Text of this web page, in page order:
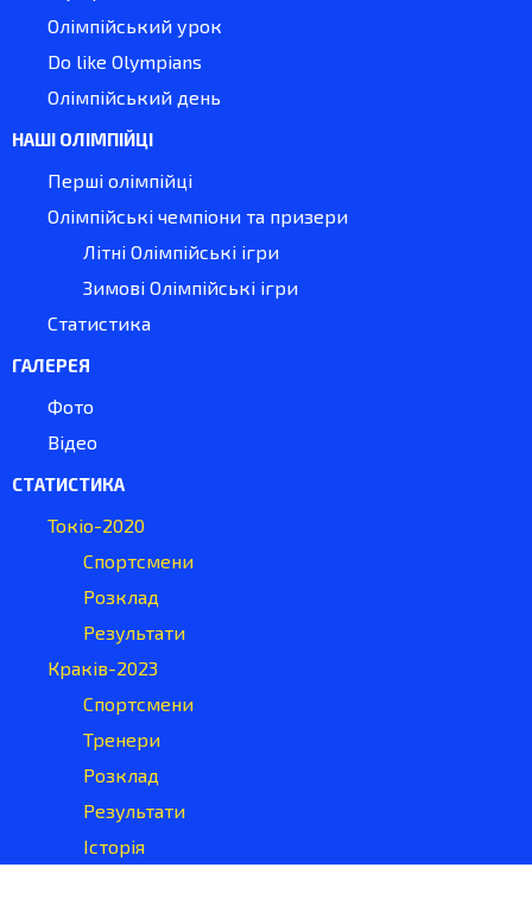
Олімпійський урок
Do like Olympians
Олімпійський день
НАШІ ОЛІМПІЙЦІ
Перші олімпійці
Олімпійські чемпіони та призери
Літні Олімпійські ігри
Зимові Олімпійські ігри
Статистика
ГАЛЕРЕЯ
Фото
Відео
СТАТИСТИКА
Токіо-2020
Спортсмени
Розклад
Результати
Краків-2023
Спортсмени
Тренери
Розклад
Результати
Історія